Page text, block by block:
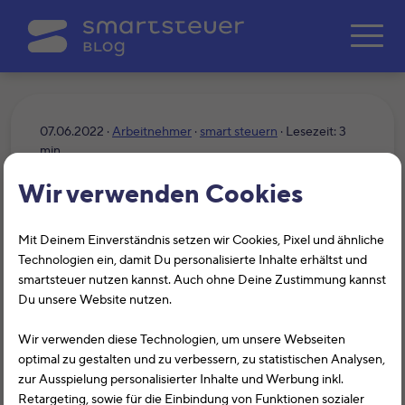
Wir verwenden Cookies
Mit Deinem Einverständnis setzen wir Cookies, Pixel und ähnliche
Technologien ein, damit Du personalisierte Inhalte erhältst und
smartsteuer nutzen kannst. Auch ohne Deine Zustimmung kannst
Du unsere Website nutzen.
Wir verwenden diese Technologien, um unsere Webseiten
optimal zu gestalten und zu verbessern, zu statistischen Analysen,
zur Ausspielung personalisierter Inhalte und Werbung inkl.
Retargeting, sowie für die Einbindung von Funktionen sozialer
Zum Hauptinhalt
07.06.2022 · Arbeitnehmer · smart steuern · Lesezeit: 3
min
Teilzeit und die Steuern